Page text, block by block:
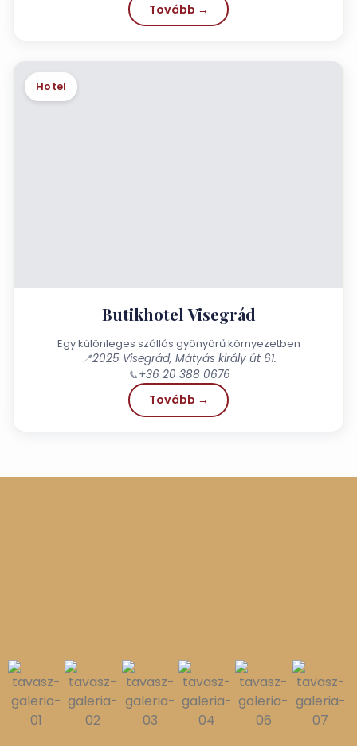
Tovább →
Hotel
Butikhotel Visegrád
Egy különleges szállás gyönyörű környezetben
📍2025 Visegrád, Mátyás király út 61.
📞+36 20 388 0676
Tovább →